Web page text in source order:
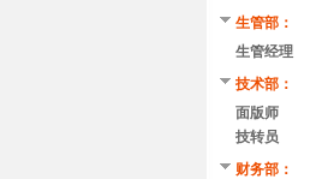
生管部：
生管经理
技术部：
面版师
技转员
财务部：